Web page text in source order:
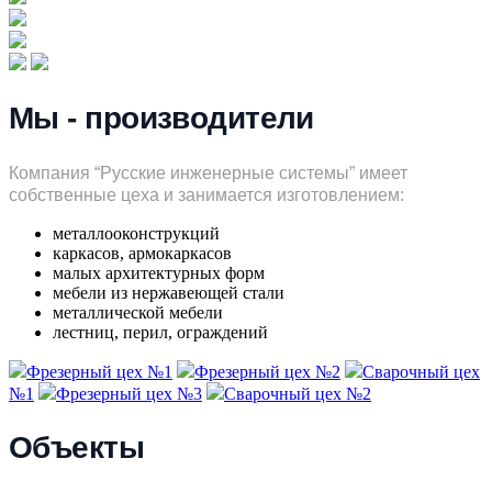
Мы - производители
Компания “Русские инженерные системы” имеет
собственные цеха и занимается изготовлением:
металлооконструкций
каркасов, армокаркасов
малых архитектурных форм
мебели из нержавеющей стали
металлической мебели
лестниц, перил, ограждений
Фрезерный цех №1 Фрезерный цех №2
Сварочный цех
№1
Фрезерный цех №3 Сварочный цех №2
Объекты